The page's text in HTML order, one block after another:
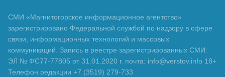
СМИ «Магнитогорское информационное агентство»
зарегистрировано Федеральной службой по надзору в сфере
связи, информационных технологий и массовых
коммуникаций. Запись в реестре зарегистрированных СМИ:
ЭЛ № ФС77-77805 от 31.01.2020 г. почта: info@verstov.info 18+
Телефон редакции +7 (3519) 279-733